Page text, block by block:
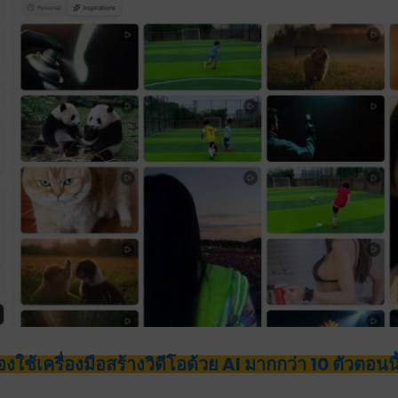
งใช้เครื่องมือสร้างวิดีโอด้วย AI มากกว่า 10 ตัวตอน